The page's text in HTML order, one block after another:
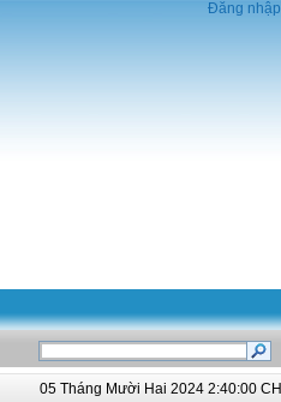
Đăng nhập
05 Tháng Mười Hai 2024 2:40:00 CH